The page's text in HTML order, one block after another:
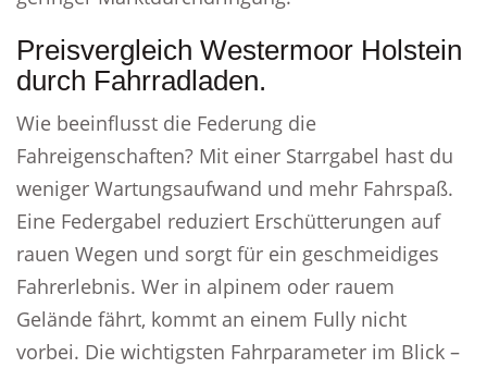
Preisvergleich Westermoor Holstein
durch Fahrradladen.
Wie beeinflusst die Federung die
Fahreigenschaften? Mit einer Starrgabel hast du
weniger Wartungsaufwand und mehr Fahrspaß.
Eine Federgabel reduziert Erschütterungen auf
rauen Wegen und sorgt für ein geschmeidiges
Fahrerlebnis. Wer in alpinem oder rauem
Gelände fährt, kommt an einem Fully nicht
vorbei. Die wichtigsten Fahrparameter im Blick –